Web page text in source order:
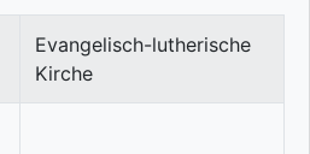
Evangelisch-lutherische
Kirche